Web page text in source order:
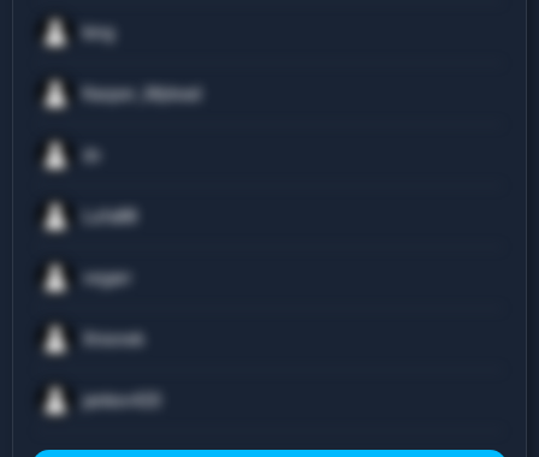
king
Kacper_Mylead
Lufa88
vegarr
Xnionek
jankev420